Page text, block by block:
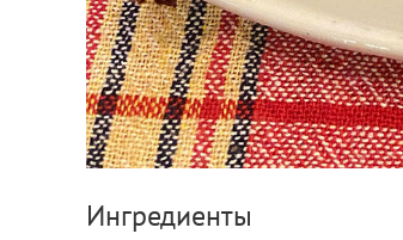
Ингредиенты